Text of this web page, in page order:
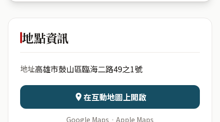
哈瑪星大
日期 出生時辰
地點資訊
地址高雄市鼓山區臨海二路49之1號
在互動地圖上開啟
Google Maps · Apple Maps